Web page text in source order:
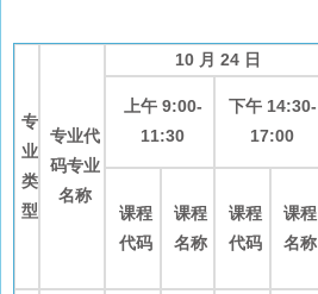
专
业
类
型
专业代
码专业
名称
10 月 24 日
上午 9:00-
11:30
下午 14:30-
17:00
课程
代码
课程
名称
课程
代码
课程
名称